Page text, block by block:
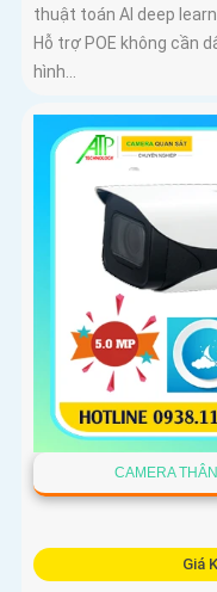
thuật toán AI deep
Hỗ trợ POE không cần
hình...
CAMERA
Giá